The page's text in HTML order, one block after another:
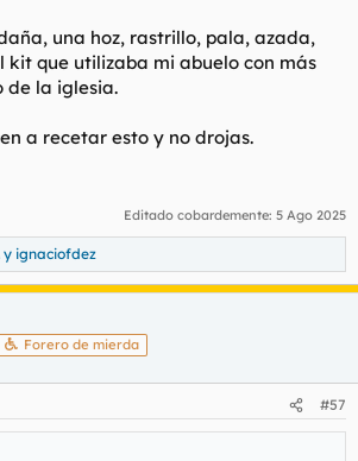
una hoz, rastrillo, pala, azada,
kit que utilizaba mi abuelo con más
de la iglesia.
a recetar esto y no drojas.
Editado cobardemente: 5 Ago 2025
y ignaciofdez
Forero de mierda
#57